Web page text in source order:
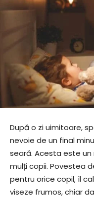
După o zi uimitoare,
nevoie de un final
seară. Acesta este
mulți copii. Povestea
pentru orice copil, îl
viseze frumos, chiar